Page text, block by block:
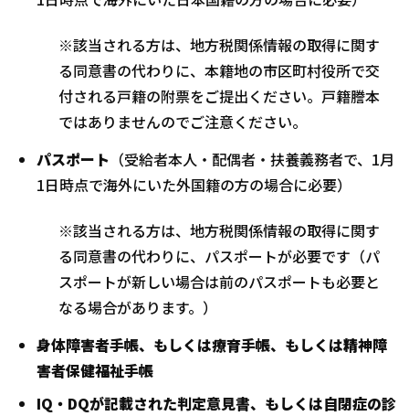
※該当される方は、地方税関係情報の取得に関す
る同意書の代わりに、本籍地の市区町村役所で交
付される戸籍の附票をご提出ください。戸籍謄本
ではありませんのでご注意ください。
パスポート （受給者本人・配偶者・扶養義務者で、1月
1日時点で海外にいた外国籍の方の場合に必要）
※該当される方は、地方税関係情報の取得に関す
る同意書の代わりに、パスポートが必要です（パ
スポートが新しい場合は前のパスポートも必要と
なる場合があります。）
身体障害者手帳、もしくは療育手帳、もしくは精神障
害者保健福祉手帳
IQ・DQが記載された判定意見書、もしくは自閉症の診